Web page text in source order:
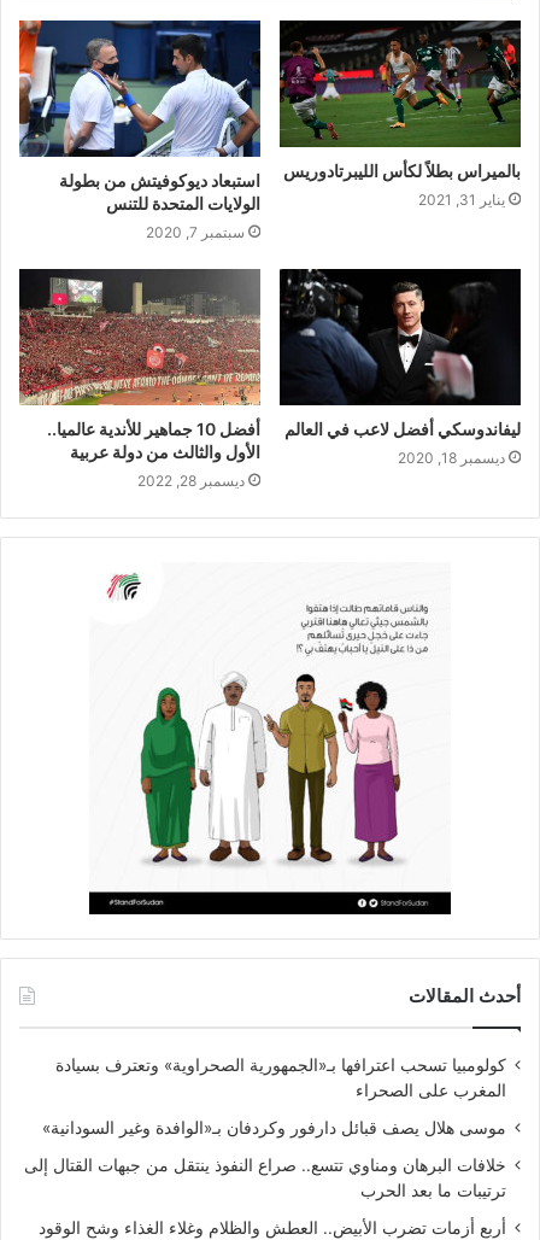
بالميراس بطلاً لكأس الليبرتادوريس
يناير 31, 2021
استبعاد ديوكوفيتش من بطولة
الولايات المتحدة للتنس
سبتمبر 7, 2020
ليفاندوسكي أفضل لاعب في العالم
ديسمبر 18, 2020
أفضل 10 جماهير للأندية عالميا..
الأول والثالث من دولة عربية
ديسمبر 28, 2022
أحدث المقالات
كولومبيا تسحب اعترافها بـ«الجمهورية الصحراوية» وتعترف بسيادة
المغرب على الصحراء
موسى هلال يصف قبائل دارفور وكردفان بـ«الوافدة وغير السودانية»
خلافات البرهان ومناوي تتسع.. صراع النفوذ ينتقل من جبهات القتال إلى
ترتيبات ما بعد الحرب
أربع أزمات تضرب الأبيض.. العطش والظلام وغلاء الغذاء وشح الوقود